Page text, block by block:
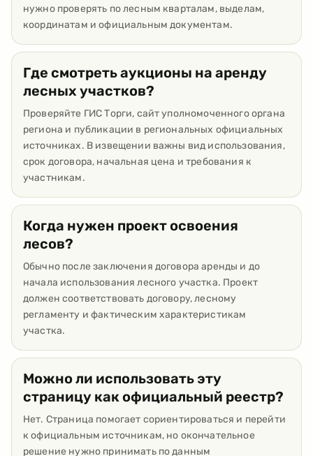
нужно проверять по лесным кварталам, выделам,
координатам и официальным документам.
Где смотреть аукционы на аренду
лесных участков?
Проверяйте ГИС Торги, сайт уполномоченного органа
региона и публикации в региональных официальных
источниках. В извещении важны вид использования,
срок договора, начальная цена и требования к
участникам.
Когда нужен проект освоения
лесов?
Обычно после заключения договора аренды и до
начала использования лесного участка. Проект
должен соответствовать договору, лесному
регламенту и фактическим характеристикам
участка.
Можно ли использовать эту
страницу как официальный реестр?
Нет. Страница помогает сориентироваться и перейти
к официальным источникам, но окончательное
решение нужно принимать по данным